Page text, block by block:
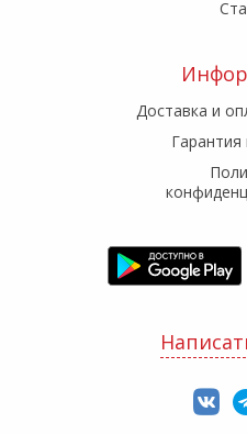
Доставка и
Гарантия